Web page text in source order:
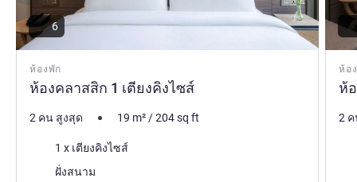
ห้องพัก
ห้องคลาสสิก 1 เตียงคิงไซส์
6
2 คน สูงสุด 19 m²/204sq ft
เครื่องนอน
1 x เตียงคิงไซส์
ฝั่งสนาม
ห้อ
ห้
2